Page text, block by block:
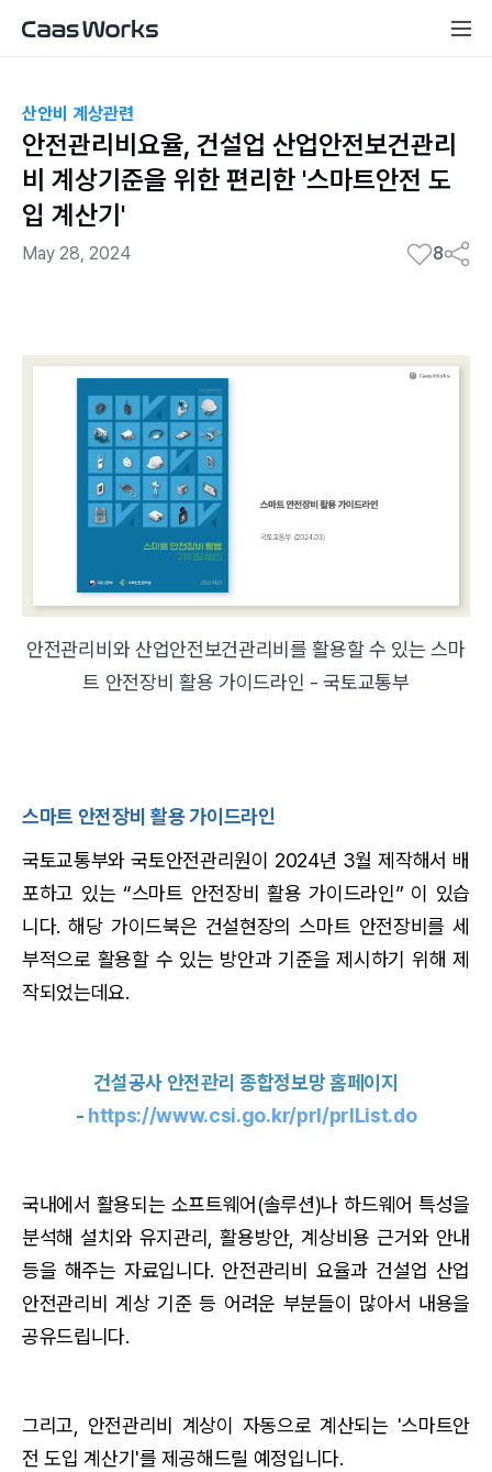
산안비 계상관련
안전관리비요율, 건설업 산업안전보건관리
비 계상기준을 위한 편리한 '스마트안전 도
입 계산기'
May 28, 2024 8
안전관리비와 산업안전보건관리비를 활용할 수 있는 스마
트 안전장비 활용 가이드라인 - 국토교통부
스마트 안전장비 활용 가이드라인
국토교통부와 국토안전관리원이 2024년 3월 제작해서 배
포하고 있는 “스마트 안전장비 활용 가이드라인” 이 있습
니다. 해당 가이드북은 건설현장의 스마트 안전장비를 세
부적으로 활용할 수 있는 방안과 기준을 제시하기 위해 제
작되었는데요.
건설공사 안전관리 종합정보망 홈페이지
- https://www.csi.go.kr/prl/prlList.do
국내에서 활용되는 소프트웨어(솔루션)나 하드웨어 특성을
분석해 설치와 유지관리, 활용방안, 계상비용 근거와 안내
등을 해주는 자료입니다. 안전관리비 요율과 건설업 산업
안전관리비 계상 기준 등 어려운 부분들이 많아서 내용을
공유드립니다.
그리고, 안전관리비 계상이 자동으로 계산되는 '스마트안
전 도입계산기'를 제공해드릴 예정입니다.